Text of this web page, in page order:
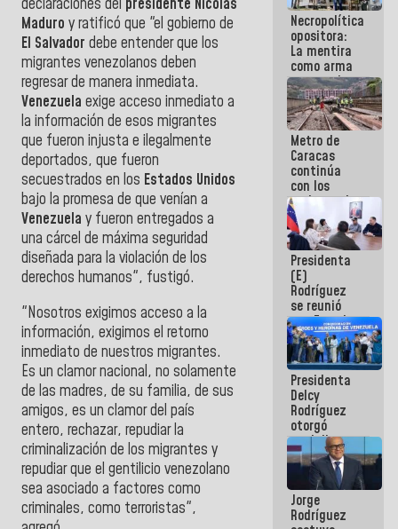
declaraciones del presidente Nicolás
Maduro y ratificó que "el gobierno de
El Salvador debe entender que los
migrantes venezolanos deben
regresar de manera inmediata.
Venezuela exige acceso inmediato a
la información de esos migrantes
que fueron injusta e ilegalmente
deportados, que fueron
secuestrados en los Estados Unidos
bajo la promesa de que venían a
Venezuela y fueron entregados a
una cárcel de máxima seguridad
diseñada para la violación de los
derechos humanos", fustigó.
"Nosotros exigimos acceso a la
información, exigimos el retorno
inmediato de nuestros migrantes.
Es un clamor nacional, no solamente
de las madres, de su familia, de sus
amigos, es un clamor del país
entero, rechazar, repudiar la
criminalización de los migrantes y
repudiar que el gentilicio venezolano
sea asociado a factores como
criminales, como terroristas",
escombros
en La Guaira
Necropolítica
opositora:
La mentira
como arma
contra el
Pueblo
Metro de
Caracas
continúa
con los
trabajos de
mantenimiento
e inspección
en la Línea 2
Presidenta
(E)
Rodríguez
se reunió
con Estado
Mayor
Eléctrico
para
abordar
planes de
acción
Presidenta
Delcy
Rodríguez
otorgó
medalla
"Héroe de
Venezuela"
a servidores
públicos
Jorge
Rodríguez